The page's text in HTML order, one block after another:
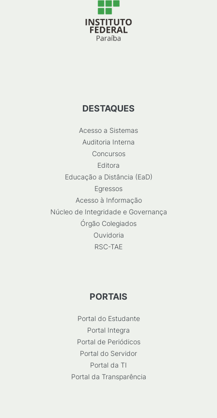
DESTAQUES
Acesso a Sistemas
Auditoria Interna
Concursos
Editora
Educação a Distância (EaD)
Egressos
Acesso à Informação
Núcleo de Integridade e Governança
Órgão Colegiados
Ouvidoria
RSC-TAE
PORTAIS
Portal do Estudante
Portal Integra
Portal de Periódicos
Portal do Servidor
Portal da TI
Portal da Transparência